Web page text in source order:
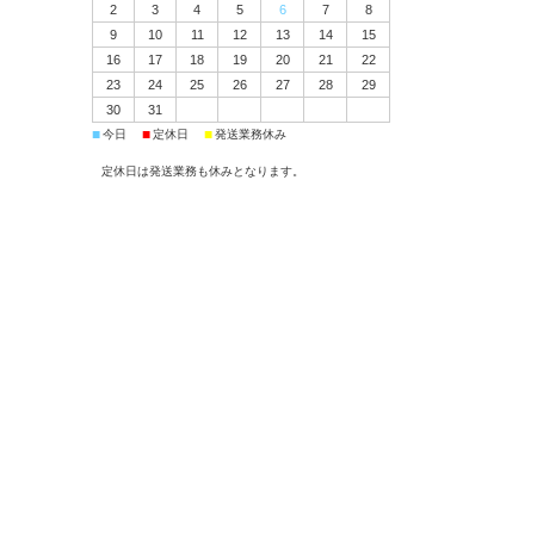
2
3 4 5 6 7
8
9
10 11 12 13 14
15
16
17 18 19 20 21
22
23
24 25 26 27 28
29
30
31
■今日 ■定休日 ■発送業務休み
定休日は発送業務も休みとなります。